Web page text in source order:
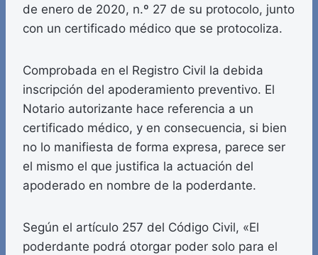
de enero de 2020, n.º 27 de su protocolo, junto
con un certificado médico que se protocoliza.
Comprobada en el Registro Civil la debida
inscripción del apoderamiento preventivo. El
Notario autorizante hace referencia a un
certificado médico, y en consecuencia, si bien
no lo manifiesta de forma expresa, parece ser
el mismo el que justifica la actuación del
apoderado en nombre de la poderdante.
Según el artículo 257 del Código Civil, «El
poderdante podrá otorgar poder solo para el